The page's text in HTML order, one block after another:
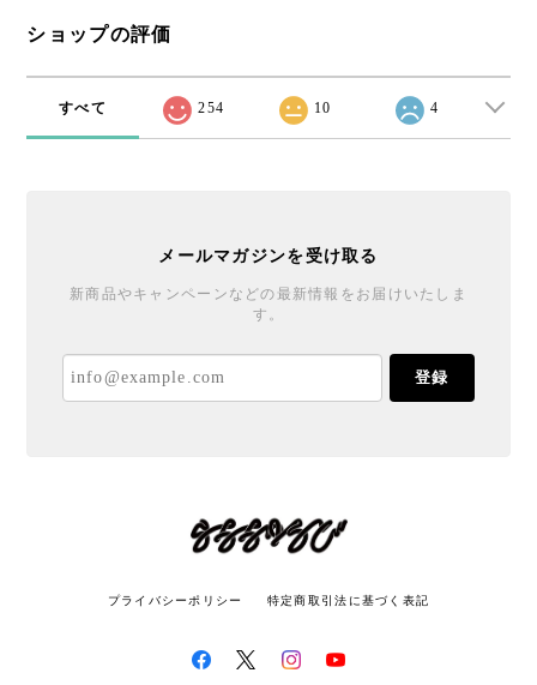
ショップの評価
すべて 254 10 4
メールマガジンを受け取る
新商品やキャンペーンなどの最新情報をお届けいたしま
す。
登録
プライバシーポリシー 特定商取引法に基づく表記